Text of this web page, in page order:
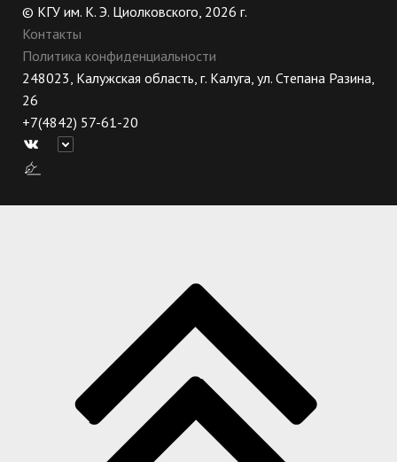
© КГУ им. К. Э. Циолковского, 2026 г.
Контакты
Политика конфиденциальности
248023, Калужская область, г. Калуга, ул. Степана Разина,
26
+7(4842) 57-61-20